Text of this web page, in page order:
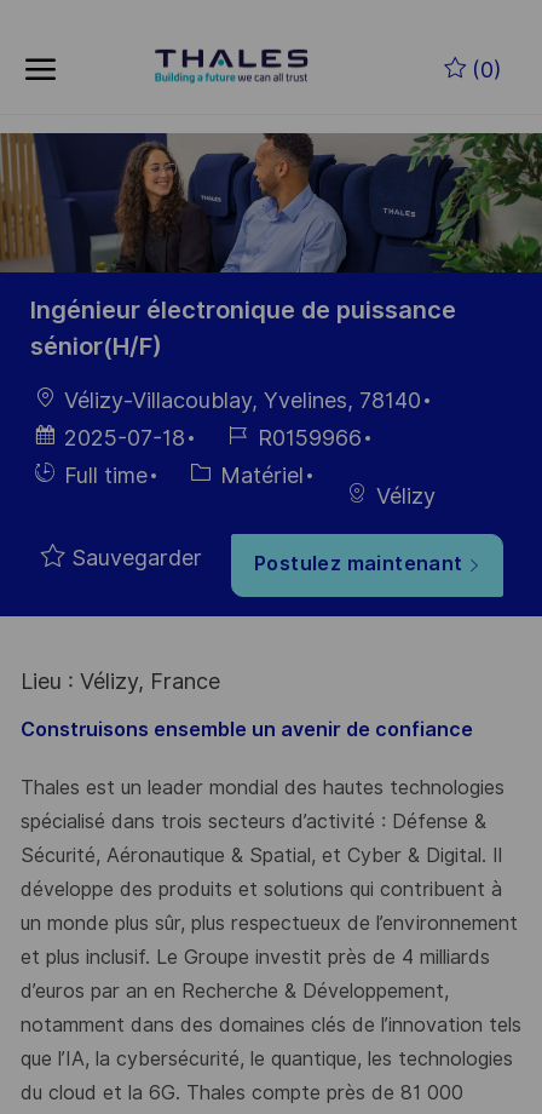
(0)
-
Ingénieur électronique de puissance
sénior(H/F)
localisation
Vélizy-Villacoublay, Yvelines, 78140
Date
d’affichage
2025-07-18
Référence
du poste
R0159966
HiringFull time Catégorie
Matériel
Vélizy
Sauvegarder Postulez maintenant
Lieu : Vélizy, France
Construisons ensemble un avenir de confiance
Thales est un leader mondial des hautes technologies
spécialisé dans trois secteurs d’activité : Défense &
Sécurité, Aéronautique & Spatial, et Cyber & Digital. Il
développe des produits et solutions qui contribuent à
un monde plus sûr, plus respectueux de l’environnement
et plus inclusif. Le Groupe investit près de 4 milliards
d’euros par an en Recherche & Développement,
notamment dans des domaines clés de l’innovation tels
que l’IA, la cybersécurité, le quantique, les technologies
du cloud et la 6G. Thales compte près de 81 000